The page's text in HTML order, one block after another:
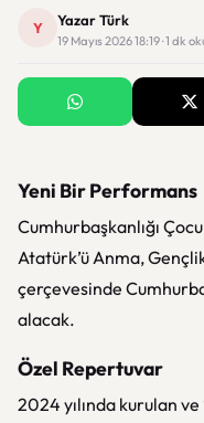
Y Yazar Türk
19 Mayıs 2026 18:19 · 1 dk
Yeni Bir Performans
Cumhurbaşkanlığı
Atatürk’ü Anma,
çerçevesinde
alacak.
Özel Repertuvar
2024 yılında kurulan ve